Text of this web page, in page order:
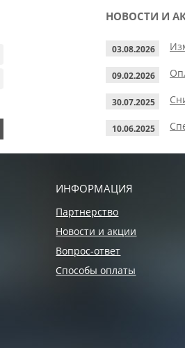
НОВОСТИ И
03.08.2026
09.02.2026
30.07.2025
10.06.2025
ИНФОРМАЦИЯ
Партнерство
Новости и акции
Вопрос-ответ
Способы оплаты